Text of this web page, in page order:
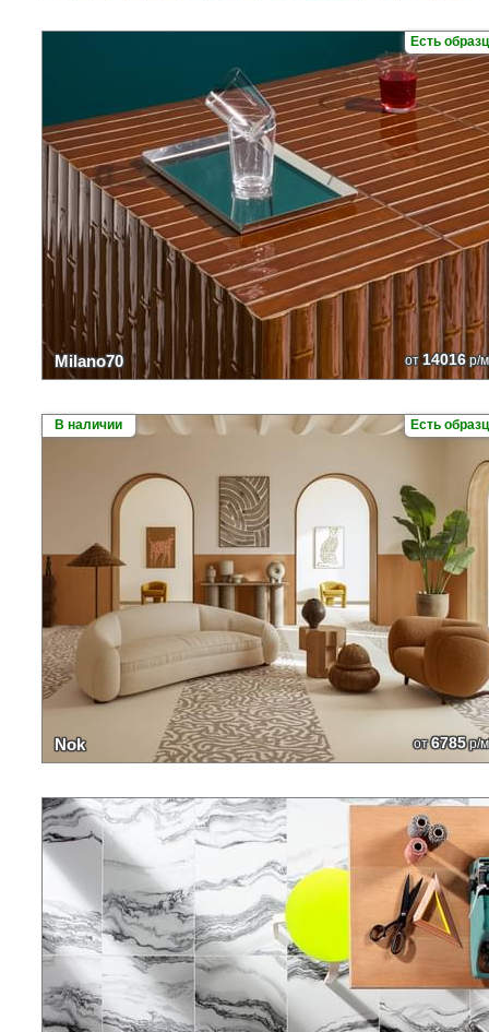
Есть
Milano70 от14016р/
Есть
В наличии
Nok от6785р/